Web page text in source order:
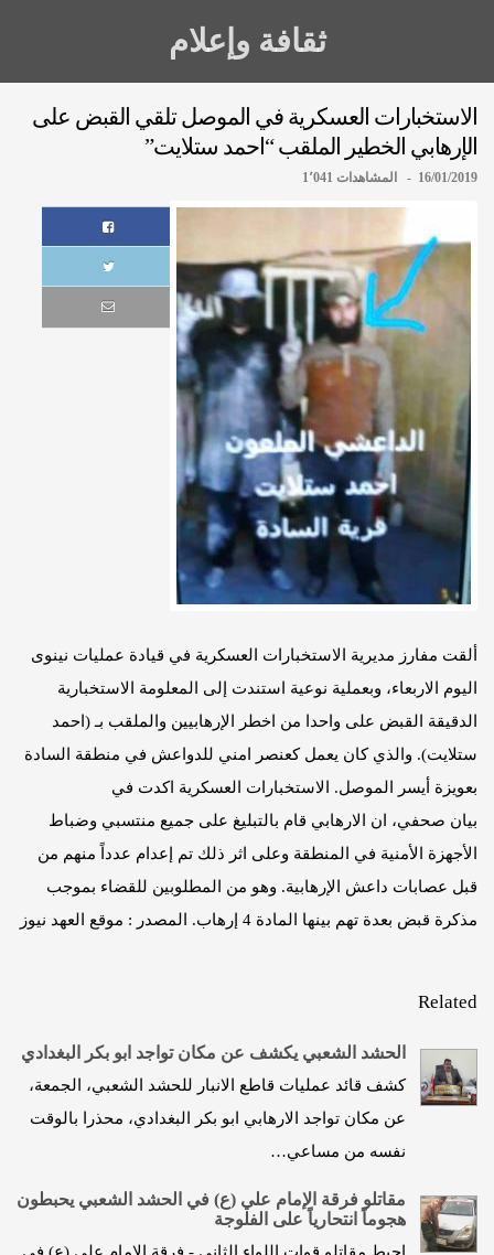
ثقافة وإعلام
الاستخبارات العسكرية في الموصل تلقي القبض على
الإرهابي الخطير الملقب “احمد ستلايت”
16/01/2019 - المشاهدات 1٬041
ألقت مفارز مديرية الاستخبارات العسكرية في قيادة عمليات نينوى
اليوم الاربعاء، وبعملية نوعية استندت إلى المعلومة الاستخبارية
الدقيقة القبض على واحدا من اخطر الإرهابيين والملقب بـ (احمد
ستلايت). والذي كان يعمل كعنصر امني للدواعش في منطقة السادة
بعويزة أيسر الموصل. الاستخبارات العسكرية اكدت في
بيان صحفي، ان الارهابي قام بالتبليغ على جميع منتسبي وضباط
الأجهزة الأمنية في المنطقة وعلى اثر ذلك تم إعدام عدداً منهم من
قبل عصابات داعش الإرهابية. وهو من المطلوبين للقضاء بموجب
مذكرة قبض بعدة تهم بينها المادة 4 إرهاب. المصدر : موقع العهد نيوز
Related
الحشد الشعبي يكشف عن مكان تواجد ابو بكر البغدادي
كشف قائد عمليات قاطع الانبار للحشد الشعبي، الجمعة،
عن مكان تواجد الارهابي ابو بكر البغدادي، محذرا بالوقت
نفسه من مساعي…
مقاتلو فرقة الإمام علي (ع) في الحشد الشعبي يحبطون
هجوماً انتحارياً على الفلوجة